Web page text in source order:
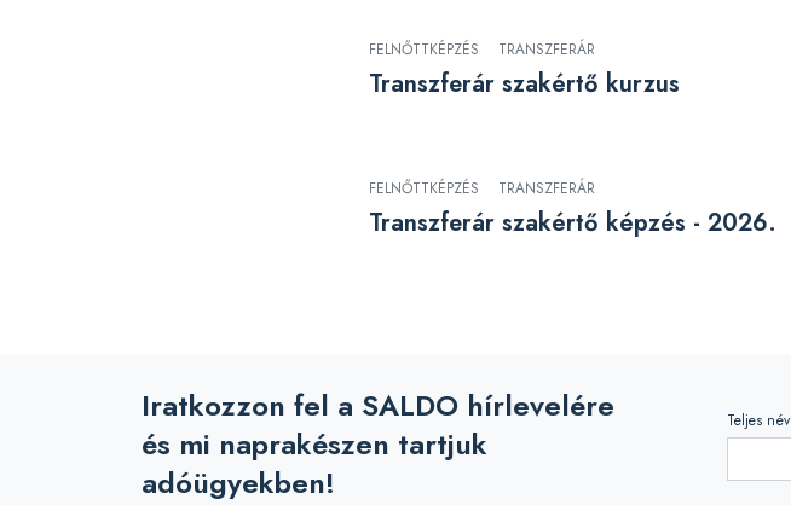
FELNŐTTKÉPZÉS TRANSZFERÁR
Transzferár szakértő kurzus
FELNŐTTKÉPZÉS TRANSZFERÁR
Transzferár szakértő képzés - 2026.
Iratkozzon fel a SALDO hírlevelére
és mi naprakészen tartjuk
adóügyekben!
Teljes név